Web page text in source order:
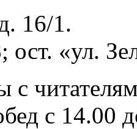
16/1.
ост. «ул.
с
с 14.00